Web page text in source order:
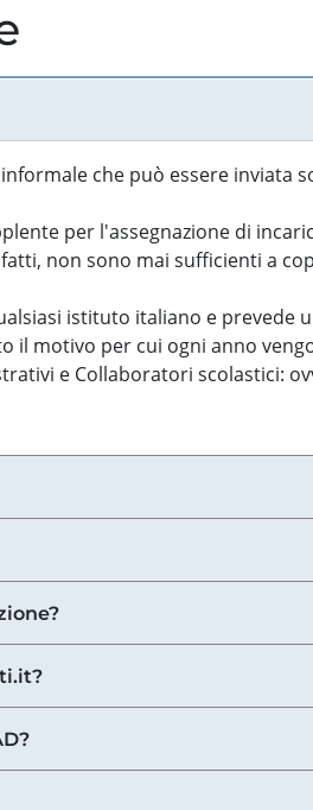
che può essere inviata
per l'assegnazione di
non sono mai sufficienti a
istituto italiano e prevede
il motivo per cui ogni anno
e Collaboratori scolastici: